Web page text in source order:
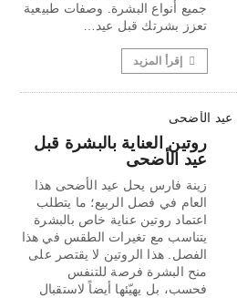
جميع أنواع البشرة. وصفات طبيعية
تعزز بشرتك قبل عيد…
إقرأ المزيد
روتين العناية بالبشرة قبل
عيد الأضحى
زينة فارس يحل عيد الأضحى هذا
العام في فصل الربيع؛ ما يتطلب
اعتماد روتين عناية خاص بالبشرة
يتناسب مع تغيرات الطقس في هذا
الفصل. هذا الروتين لا يقتصر على
منح البشرة فرصة للتنفس
فحسب، بل يهيّئها أيضاً لاستقبال